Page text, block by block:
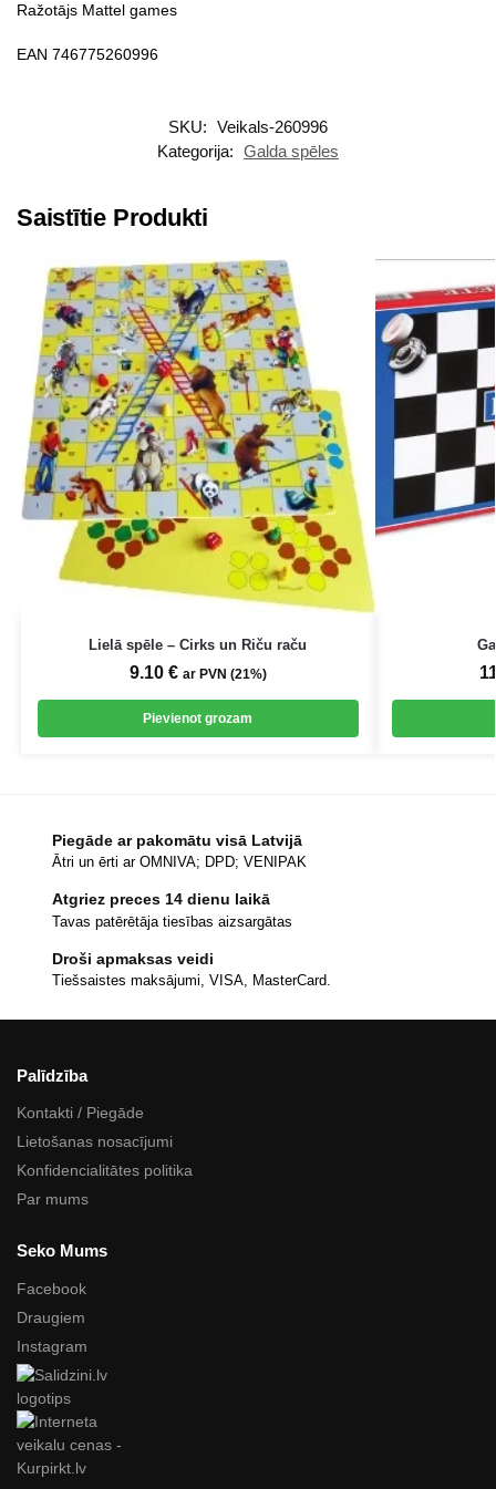
Ražotājs Mattel games
EAN 746775260996
SKU: Veikals-260996
Kategorija: Galda spēles
Saistītie Produkti
Lielā spēle – Cirks un Riču raču
9.10 € ar PVN (21%)
Pievienot grozam
Piegāde ar pakomātu visā Latvijā
Ātri un ērti ar OMNIVA; DPD; VENIPAK
Atgriez preces 14 dienu laikā
Tavas patērētāja tiesības aizsargātas
Droši apmaksas veidi
Tiešsaistes maksājumi, VISA, MasterCard.
Palīdzība
Kontakti / Piegāde
Lietošanas nosacījumi
Konfidencialitātes politika
Par mums
Seko Mums
Facebook
Draugiem
Instagram